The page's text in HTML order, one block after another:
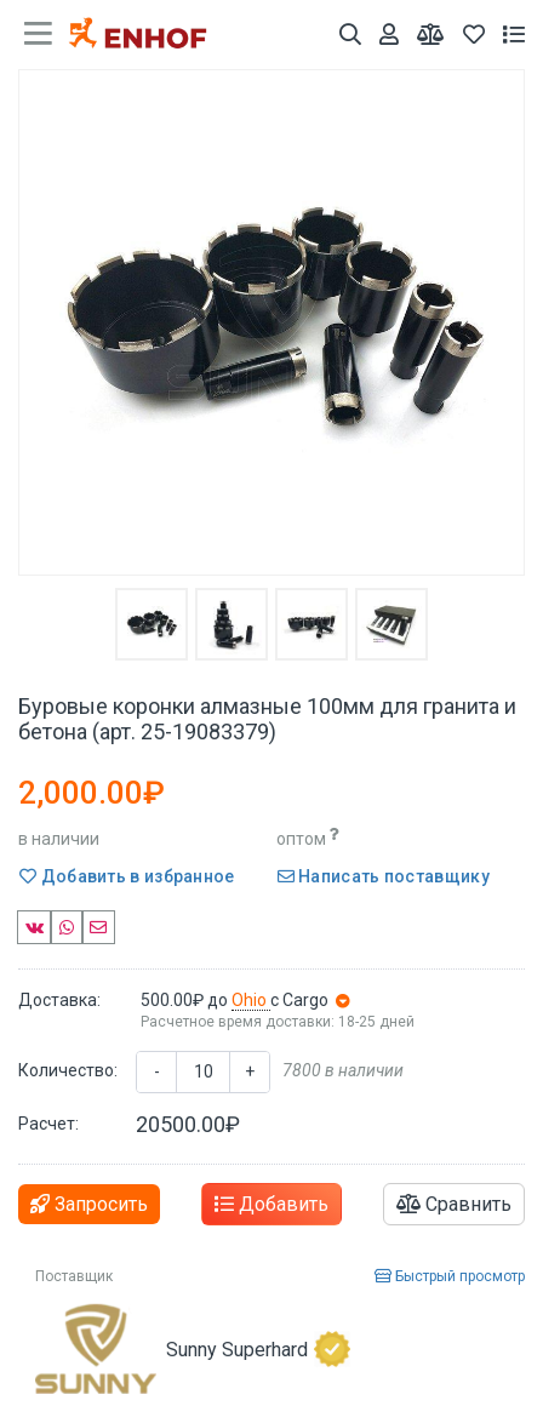
Буровые коронки алмазные 100мм для гранита и
бетона (арт. 25-19083379)
2,000.00₽
в наличии
оптом
Добавить в избранное
Написать поставщику
Доставка: 500.00₽ до Ohio с Cargo
Расчетное время доставки: 18-25 дней
Количество: - + 7800 в наличии
Расчет: 20500.00₽
Запросить Добавить Сравнить
Поставщик Быстрый просмотр
Sunny Superhard